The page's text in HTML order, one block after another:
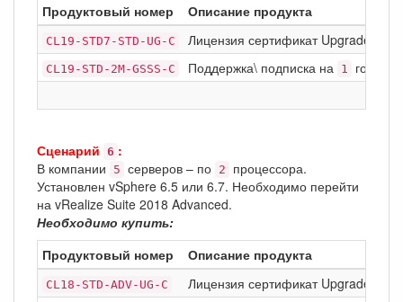
Продуктовый номер
Описание продукта
CL19-STD7-STD-UG-C Лицензия сертификат Upgrade:
CL19-STD-2M-GSSS-C Поддержка\ подписка на 1 год
Сценарий 6 :
В компании
5 серверов – по 2
процессора.
Установлен vSphere 6.5 или 6.7. Необходимо перейти
на vRealize Suite 2018 Advanced.
Необходимо купить:
Продуктовый номер
Описание продукта
CL18-STD-ADV-UG-C Лицензия сертификат Upgrade: